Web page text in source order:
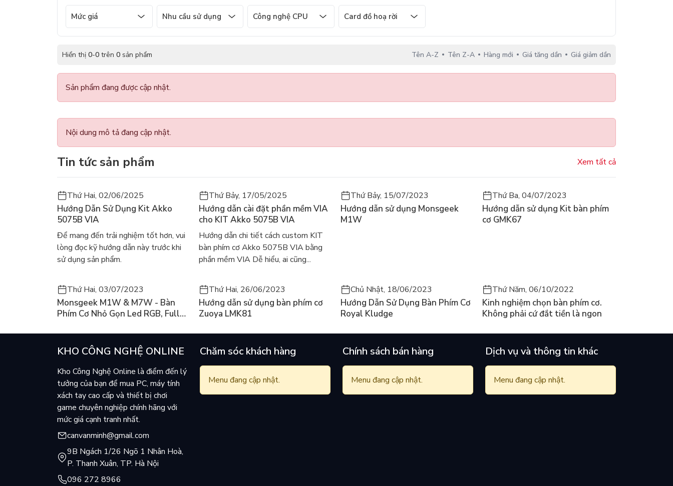
Mức giá Nhu cầu sử dụng Công nghệ CPU Card đồ hoạ rời
Hiển thị 0-0 trên 0 sản phẩm Tên A-Z Tên Z-A Hàng mới Giá tăng dần Giá giảm dần
Sản phẩm đang được cập nhật.
Nội dung mô tả đang cập nhật.
Tin tức sản phẩm Xem tất cả
Thứ Hai, 02/06/2025
Hướng Dẫn Sử Dụng Kit Akko
5075B VIA
Để mang đến trải nghiệm tốt hơn, vui
lòng đọc kỹ hướng dẫn này trước khi
sử dụng sản phẩm.
Thứ Bảy, 17/05/2025
Hướng dẫn cài đặt phần mềm VIA
cho KIT Akko 5075B VIA
Hướng dẫn chi tiết cách custom KIT
bàn phím cơ Akko 5075B VIA bằng
phần mềm VIA Dễ hiểu, ai cũng...
Thứ Bảy, 15/07/2023
Hướng dẫn sử dụng Monsgeek
M1W
Thứ Ba, 04/07/2023
Hướng dẫn sử dụng Kit bàn phím
cơ GMK67
Thứ Hai, 03/07/2023
Monsgeek M1W & M7W - Bàn
Phím Cơ Nhỏ Gọn Led RGB, Full
Thứ Hai, 26/06/2023
Hướng dẫn sử dụng bàn phím cơ
Zuoya LMK81
Chủ Nhật, 18/06/2023
Hướng Dẫn Sử Dụng Bàn Phím Cơ
Royal Kludge
Thứ Năm, 06/10/2022
Kinh nghiệm chọn bàn phím cơ.
Không phải cứ đắt tiền là ngon
KHO CÔNG NGHỆ ONLINE
Kho Công Nghệ Online là điểm đến lý
tưởng của bạn để mua PC, máy tính
xách tay cao cấp và thiết bị chơi
game chuyên nghiệp chính hãng với
mức giá cạnh tranh nhất.
canvanminh@gmail.com
9B Ngách 1/26 Ngõ 1 Nhân Hoà,
P. Thanh Xuân, TP. Hà Nội
096 272 8966
Chăm sóc khách hàng
Menu đang cập nhật.
Chính sách bán hàng
Menu đang cập nhật.
Dịch vụ và thông tin khác
Menu đang cập nhật.